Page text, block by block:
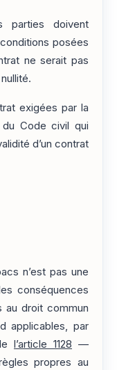
parties doivent
posées
ne serait pas
exigées par la
du Code civil qui
d’un contrat
n’est pas une
conséquences
au droit commun
applicables, par
l’article 1128 —
propres au